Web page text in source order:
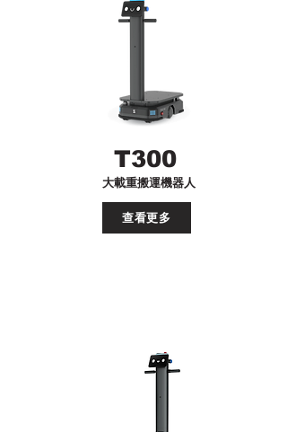
T300
大載重搬運機器人
查看更多